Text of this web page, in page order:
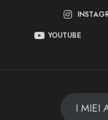
YOUTUBE
I MIEI